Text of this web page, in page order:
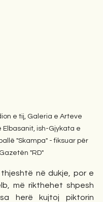
e tij, Galeria e Arteve
Elbasanit, ish-Gjykata e
"Skampa" - fiksuar për
Gazetën "RD"
në dukje, por e
më rikthehet shpesh
herë kujtoj piktorin